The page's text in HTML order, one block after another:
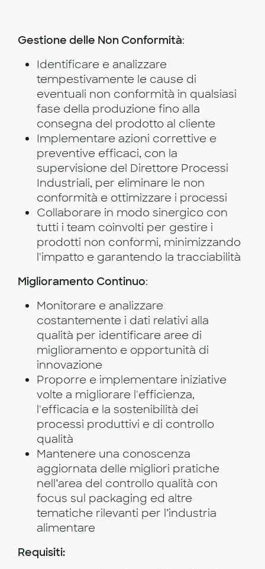
Gestione delle Non Conformità:
Identificare e analizzare
tempestivamente le cause di
eventuali non conformità in qualsiasi
fase della produzione fino alla
consegna del prodotto al cliente
Implementare azioni correttive e
preventive efficaci, con la
supervisione del Direttore Processi
Industriali, per eliminare le non
conformità e ottimizzare i processi
Collaborare in modo sinergico con
tutti i team coinvolti per gestire i
prodotti non conformi, minimizzando
l'impatto e garantendo la tracciabilità
Miglioramento Continuo:
Monitorare e analizzare
costantemente i dati relativi alla
qualità per identificare aree di
miglioramento e opportunità di
innovazione
Proporre e implementare iniziative
volte a migliorare l'efficienza,
l'efficacia e la sostenibilità dei
processi produttivi e di controllo
qualità
Mantenere una conoscenza
aggiornata delle migliori pratiche
nell’area del controllo qualità con
focus sul packaging ed altre
tematiche rilevanti per l’industria
alimentare
Requisiti: